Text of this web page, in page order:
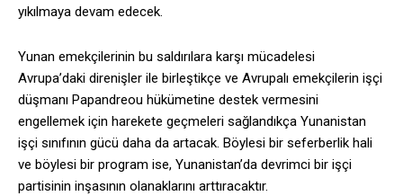
yıkılmaya devam edecek.
Yunan emekçilerinin bu saldırılara karşı mücadelesi
Avrupa’daki direnişler ile birleştikçe ve Avrupalı emekçilerin işçi
düşmanı Papandreou hükümetine destek vermesini
engellemek için harekete geçmeleri sağlandıkça Yunanistan
işçi sınıfının gücü daha da artacak. Böylesi bir seferberlik hali
ve böylesi bir program ise, Yunanistan’da devrimci bir işçi
partisinin inşasının olanaklarını arttıracaktır.